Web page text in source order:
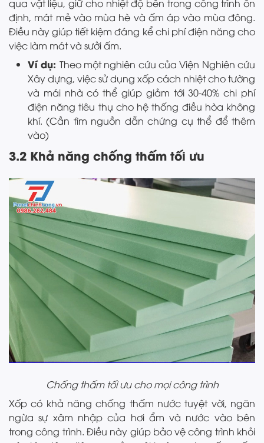
qua vật liệu, giữ cho nhiệt độ bên trong công trình ổn
định, mát mẻ vào mùa hè và ấm áp vào mùa đông.
Điều này giúp tiết kiệm đáng kể chi phí điện năng cho
việc làm mát và sưởi ấm.
Ví dụ: Theo một nghiên cứu của Viện Nghiên cứu
Xây dựng, việc sử dụng xốp cách nhiệt cho tường
và mái nhà có thể giúp giảm tới 30-40% chi phí
điện năng tiêu thụ cho hệ thống điều hòa không
khí. (Cần tìm nguồn dẫn chứng cụ thể để thêm
vào)
3.2 Khả năng chống thấm tối ưu
Chống thấm tối ưu cho mọi công trình
Xốp có khả năng chống thấm nước tuyệt vời, ngăn
ngừa sự xâm nhập của hơi ẩm và nước vào bên
trong công trình. Điều này giúp bảo vệ công trình khỏi